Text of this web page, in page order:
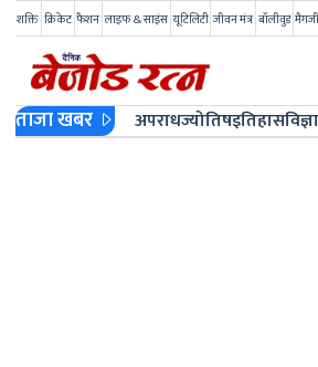
शक्ति क्रिकेट फैशन लाइफ & साइंस यूटिलिटी जीवन मंत्र बॉलीवुड
ताजा खबर अपराधज्योतिषइतिहास